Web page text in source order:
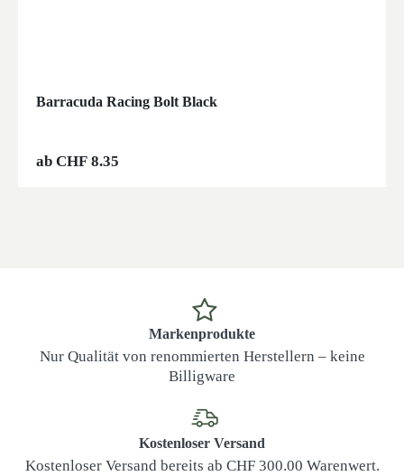
Barracuda Racing Bolt Black
ab CHF 8.35
Markenprodukte
Nur Qualität von renommierten Herstellern – keine
Billigware
Kostenloser Versand
Kostenloser Versand bereits ab CHF 300.00 Warenwert.